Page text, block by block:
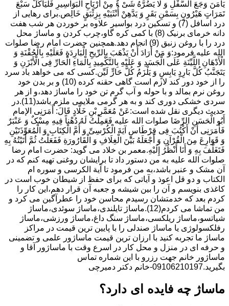
یَأْمَنَ وَجَعَ السُّفْلِ وَ لَا یَضُرَّهُ شَیْ ءٌ مِنْ أَرْیَاحِ الْبَوَاسِیرِ فَلْیَأْکُلْ سَبْعَ
تَمَرَاتٍ هَیْرُونٍ بِسَمْنِ بَقَرٍ وَ یَدَّهِنْ أُنْثَیَیْهِ بِزِئْبَقٍ خَالِص.برای رهایی از
درد اسافل (7) و تسکین درد بواسیر علاوه بر خوردن هر شب هفت
دانه خرمای برنیک (8) با کمی کره گاو،چرب کردن و ماساژ محل
درد را با روغن زنبق (9) انجام دهد.همچنین حضرت امام رضا صلوات
الله علیه فرمود:وَ مَنْ أَرَادَ أَنْ یَذْهَبَ بِالرِّیحِ الْبَارِدَةِ فَعَلَیْهِ بِالْحُقْنَةِ وَ
الْأَدْهَانِ اللَّیِّنَةِ عَلَى الْجَسَدِ وَ عَلَیْهِ بِالتَّکْمِیدِ بِالْمَاءِ الْحَارِّ فِی الْأَبْزَنِ وَ
یَتَجَنَّبُ کُلَّ بَارِدٍ یَابِسٍ وَ یَلْزَمُ کُلَّ حَارٍّ لَیِّن.کسی که می خواهد باد سرد
را از خود دور کند لازم است گاهی حقنه کرده (10) و بر بدن خود
روغن نرم بمالد و با حوله و آب گرم تن خود را ماساژ دهد،و از هر
سردی خشکی دوری کند و به هر گرمی ملایمی ملزم باشد(11).در
حدیث دیگری نقل شده است:عَنْ مُعَمَّرِ بْنِ خَلَّادٍ قَالَ: أَمَرَنِی الإمام
أَبُو الْحَسَنِ الرِّضَا صلوات الله علیه فَعَمِلْتُ لَهُ دُهْناً فِیهِ مِسْکٌ وَ عَنْبَرٌ
فَأَمَرَنِی أَنْ أَکْتُبَ فِی قِرْطَاسٍ آیَةَ الْکُرْسِیِّ وَ أُمَّ الْکِتَابِ وَ الْمُعَوِّذَتَیْنِ
وَ قَوَارِعَ مِنَ الْقُرْآنِ وَ أَجْعَلَهُ بَیْنَ الْغِلَافِ وَ الْقَارُورَةِ فَفَعَلْتُ ثُمَّ أَتَیْتُهُ بِهِ
فَتَغَلَّفَ بِهِ وَ أَنَا أَنْظُرُ إِلَیْهِ.معمر بن خلاد می گوید: حضرت امام رضا
صلوات الله علیه به من دستور داد تا برایشان روغنى تهیه کنم که در
آن مشک و عنبر باشد،به من فرمود تا آیة الکرسى و سوره ام
الکتاب و دو قل اعوذ و آیاتى که براى حفظ از شیطان خوب است در
کاغذى بنویسم و آن را بین شیشه و جعبه آن قرار دهم،این کار را
کردم بعد که خدمتشان رسیدم محاسن خود را عطرآگین می کرد و
من تماشا می کردم(12).ماساژ تایلندی،ماساژ سوئدی،ماساژ
شیاتسو،ماساژ ریلکسی،ماساژ سنگ داغ،ماساژ ورزشی،ماساژ
رفلکسولوژی یا ماساژ صندلی را با پایین ترین قیمت در مراکز
ماساژ ما تجربه کنید با ارزان ترین قیمت ماساژور علمی و تضمینی
و حرفه ای در منزل و محل کار در اسرع وقت با ماساژور آقا و
ماساژور خانم جهت رزرو با این شماره تماس
بگیرید.09106210197-خانم دکتر دمیرچی
ماساژ چه فایده ای دارد؟